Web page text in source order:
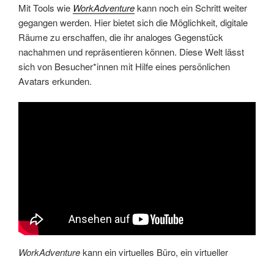
Mit Tools wie WorkAdventurekann noch ein Schritt weiter
gegangen werden. Hier bietet sich die Möglichkeit, digitale
Räume zu erschaffen, die ihr analoges Gegenstück
nachahmen und repräsentieren können. Diese Welt lässt
sich von Besucher*innen mit Hilfe eines persönlichen
Avatars erkunden.
WorkAdventurekann ein virtuelles Büro, ein virtueller